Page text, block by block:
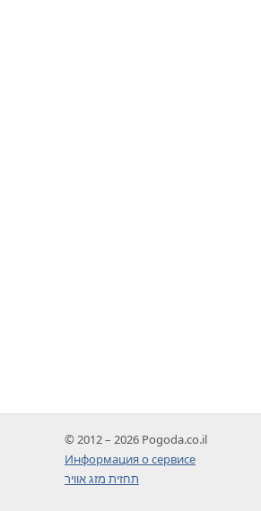
© 2012 – 2026 Pogoda.co.il
Информация о сервисе
תחזית מזג אוויר